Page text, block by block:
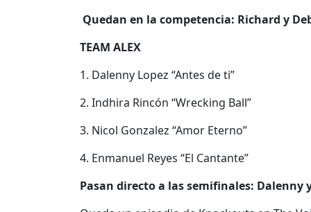
Quedan en la competencia: Richard y
TEAM ALEX
1. Dalenny Lopez “Antes de ti”
2. Indhira Rincón “Wrecking Ball”
3. Nicol Gonzalez “Amor Eterno”
4. Enmanuel Reyes “El Cantante”
Pasan directo a las semifinales: Dalenny